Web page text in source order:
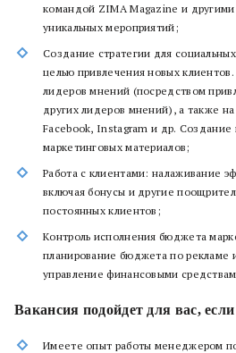
командой ZIMA Magazine и
уникальных мероприятий;
Создание стратегии для
целью привлечения новых
лидеров мнений (посредством
других лидеров мнений), а также
Facebook, Instagram и др. Создание
маркетинговых материалов;
Работа с клиентами: налаживание
включая бонусы и другие
постоянных клиентов;
Контроль исполнения бюджета
планирование бюджета по рекламе
управление финансовыми
Вакансия подойдет для вас,
Имеете опыт работы менеджером